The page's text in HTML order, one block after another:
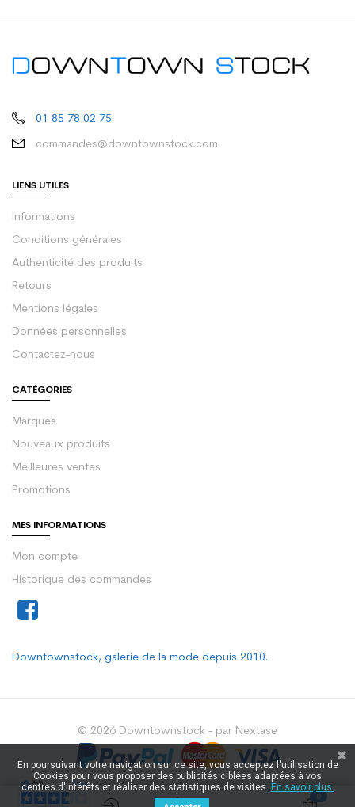
0
01 85 78 02 75
commandes@downtownstock.com
LIENS UTILES
Informations
Conditions générales
Authenticité des produits
Retours
Mentions légales
Données personnelles
Contactez-nous
CATÉGORIES
Marques
Nouveaux produits
Meilleures ventes
Promotions
MES INFORMATIONS
Mon compte
Historique des commandes
Downtownstock, galerie de la mode depuis 2010.
© 2026 Downtownstock - par Nextase
En poursuivant votre navigation sur ce site, vous acceptez l'utilisation de
Cookies pour vous proposer des publicités ciblées adaptées à vos
centres d'intérêts et réaliser des statistiques de visites. En savoir plus.